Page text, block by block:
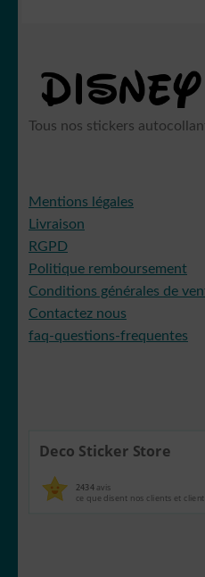
ancien
Tous nos stickers
Mentions légales
Livraison
RGPD
Politique remboursement
Conditions générales de
Contactez nous
faq-questions-frequentes
Deco Sticker Store
2434avis
ce que disent nos clients et